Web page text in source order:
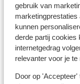
gebruik van
marketingprestaties
kunnen
derde partij cookies
internetgedrag
relevanter voor je te
Door op
Let op!
VoorSpanjegeldt:
In iedere
of ouder te zijn.